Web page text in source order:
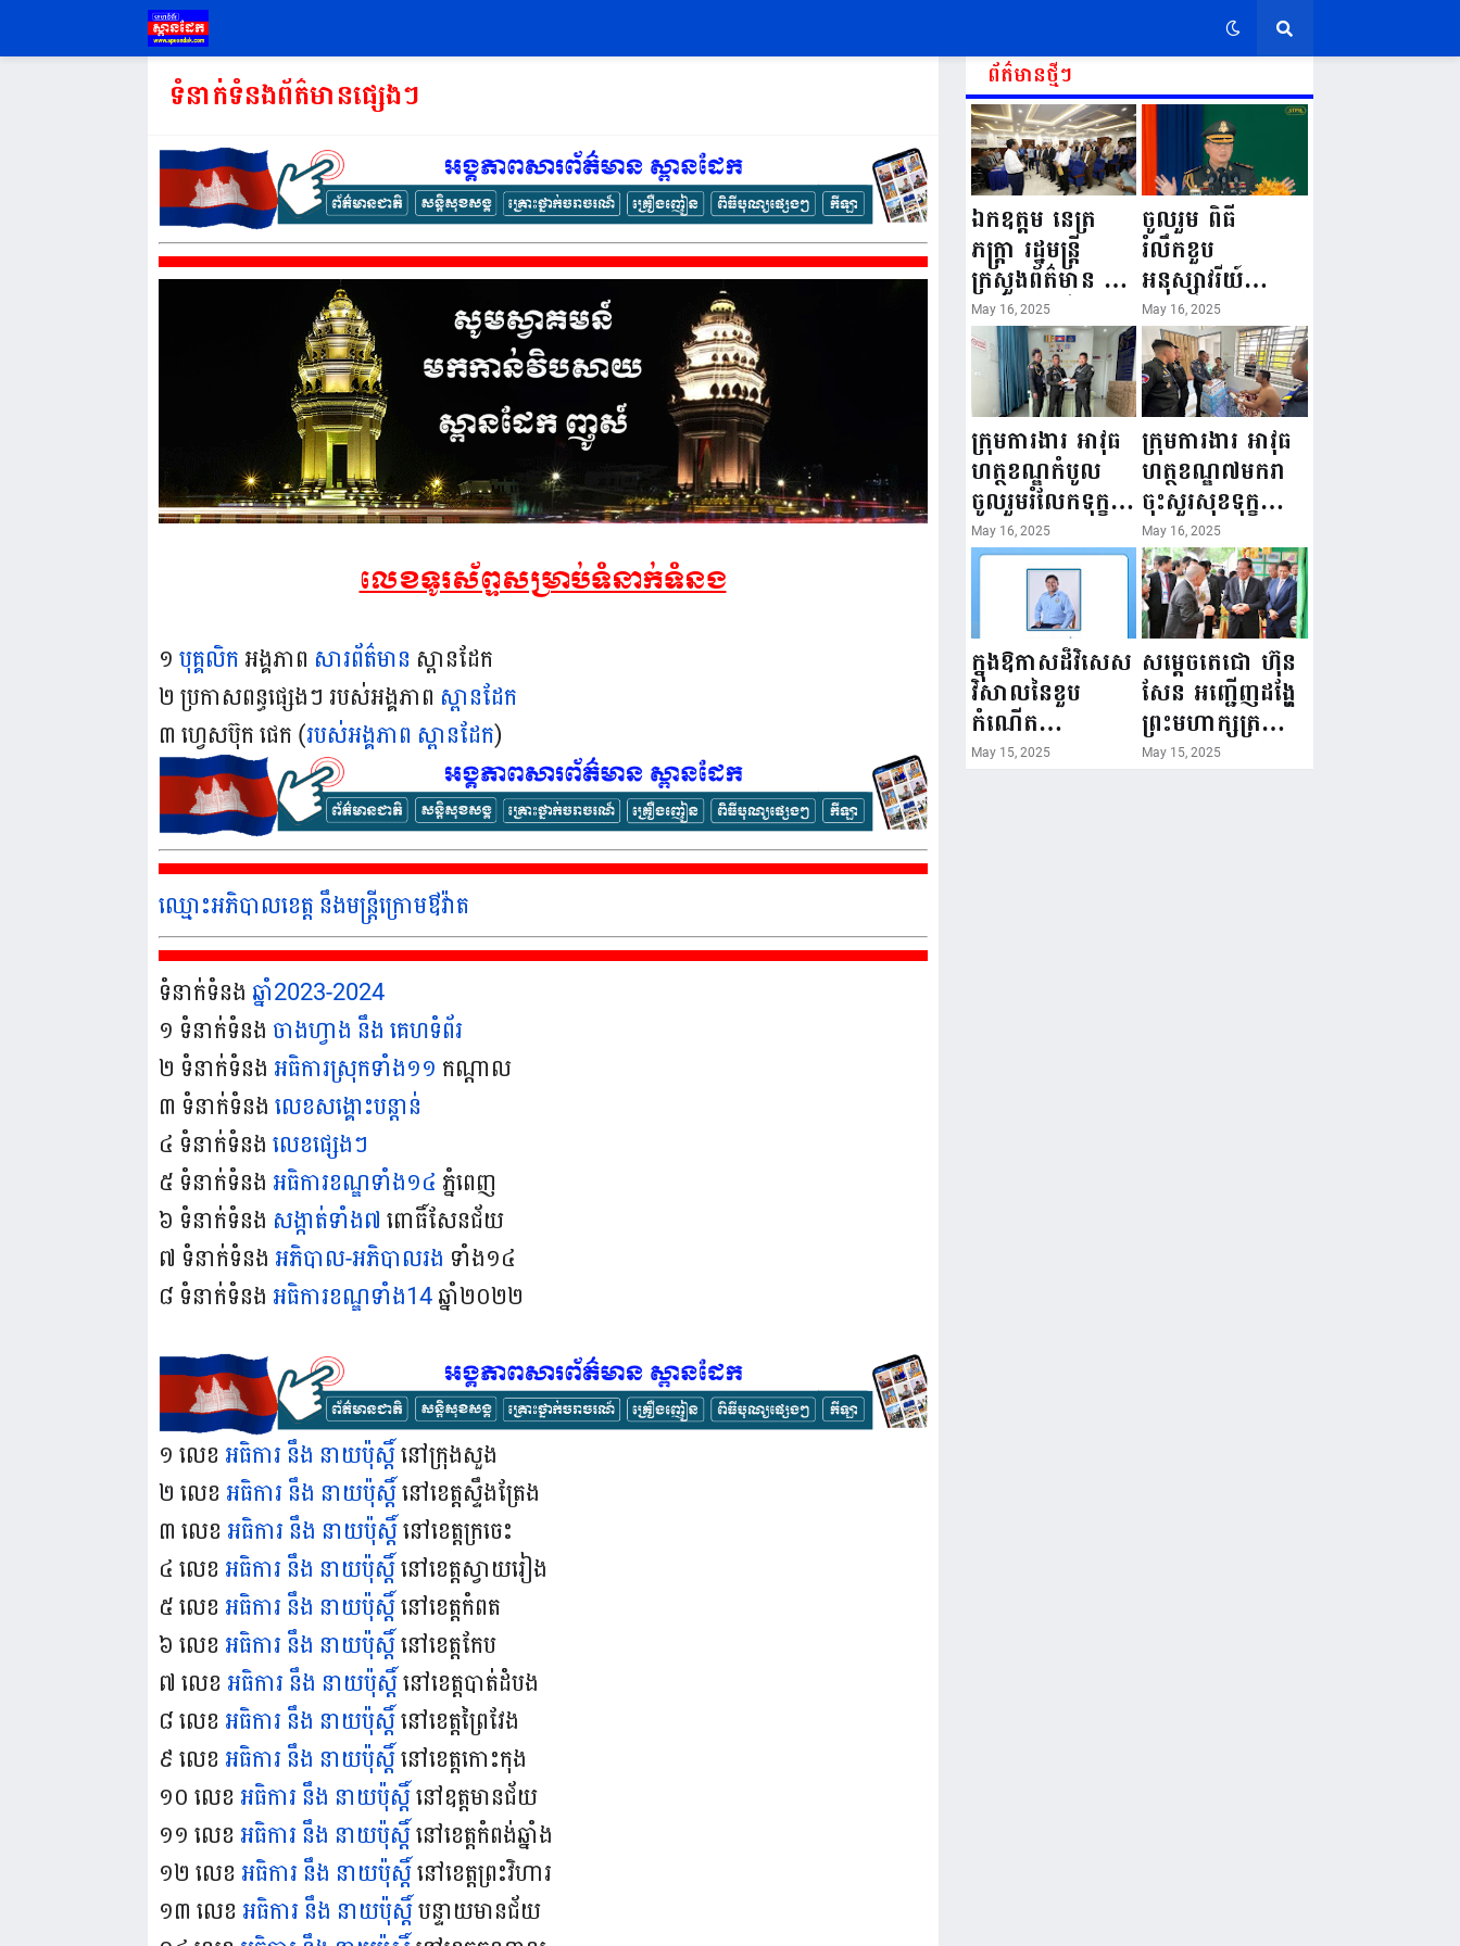
ទំនាក់ទំនងព័ត៌មានផ្សេងៗ
លេខទូរស័ព្ទសម្រាប់ទំនាក់ទំនង
១ បុគ្គលិក អង្គភាព សារព័ត៌មាន ស្ពានដែក
២ ប្រកាសពន្ធផ្សេងៗ របស់អង្គភាព ស្ពានដែក
៣ ហ្វេសប៊ុក ផេក (របស់អង្គភាព ស្ពានដែក)
ឈ្មោះអភិបាលខេត្ត នឹងមន្ត្រីក្រោមឳវ៉ាត
ទំនាក់ទំនង ឆ្នាំ2023-2024
១ ទំនាក់ទំនង ចាងហ្វាង នឹង គេហទំព័រ
២ ទំនាក់ទំនង អធិការស្រុកទាំង១១ កណ្តាល
៣ ទំនាក់ទំនង លេខសង្គោះបន្តាន់
៤ ទំនាក់ទំនង លេខផ្សេងៗ
៥ ទំនាក់ទំនង អធិការខណ្ឌទាំង១៤ ភ្នំពេញ
៦ ទំនាក់ទំនង សង្កាត់ទាំង៧ ពោធិ៍សែនជ័យ
៧ ទំនាក់ទំនង អភិបាល-អភិបាលរង ទាំង១៤
៨ ទំនាក់ទំនង អធិការខណ្ឌទាំង14ឆ្នាំ២០២២
១ លេខ អធិការ នឹង នាយប៉ុស្តិ៍នៅក្រុងសួង
២ លេខ អធិការ នឹង នាយប៉ុស្តិ៍នៅខេត្តស្ទឹងត្រែង
៣ លេខ អធិការ នឹង នាយប៉ុស្តិ៍នៅខេត្តក្រចេះ
៤ លេខ អធិការ នឹង នាយប៉ុស្តិ៍នៅខេត្តស្វាយរៀង
៥ លេខ អធិការ នឹង នាយប៉ុស្តិ៍នៅខេត្តកំពត
៦ លេខ អធិការ នឹង នាយប៉ុស្តិ៍នៅខេត្តកែប
៧ លេខ អធិការ នឹង នាយប៉ុស្តិ៍នៅខេត្តបាត់ដំបង
៨ លេខ អធិការ នឹង នាយប៉ុស្តិ៍នៅខេត្តព្រៃវែង
៩ លេខ អធិការ នឹង នាយប៉ុស្តិ៍នៅខេត្តកោះកុង
១០ លេខ អធិការ នឹង នាយប៉ុស្តិ៍នៅឧត្តមានជ័យ
១១ លេខ អធិការ នឹង នាយប៉ុស្តិ៍នៅខេត្តកំពង់ឆ្នាំង
១២ លេខ អធិការ នឹង នាយប៉ុស្តិ៍នៅខេត្តព្រះវិហារ
១៣ លេខ អធិការ នឹង នាយប៉ុស្តិ៍បន្ទាយមានជ័យ
ព័ត៌មានថ្មីៗ
ឯកឧត្តម នេត្រ
ភក្ត្រា រដ្ឋមន្ត្រី
ក្រសួងព័ត៌មាន នៅ
រសៀលថ្ងៃទី១៦ ខែ
ឧសភា
ឆ្នាំ២០២៥នេះ
បានអញ្ជើញចុះធ្វើ
ជំរឿនថ្នាក់ដឹកនាំ
មន្ត្រីរាជការស៉ីវិល
នៃក្រសួងព័ត៌មាន...
May 16, 2025
ចូលរួម ពិធី
រំលឹកខួប
អនុស្សាវរីយ៍
លើកទី៨០ ថ្ងៃ
កំណើតនគរបាល
ជាតិកម្ពុជា “១៦
ឧសភា ១៩៤៥ ~
១៦ ឧសភា
២០២៥”...
May 16, 2025
ក្រុមការងារ អាវុធ
ហត្ថខណ្ឌកំបូល
ចូលរួមរំលែកទុក្ខ
ដល់គ្រួសារ
សមាជិក ដែល
ឪពុកក្មេករបស់
លោកទទួលមរណៈ
ភាព!
May 16, 2025
ក្រុមការងារ អាវុធ
ហត្ថខណ្ឌ៧មករា
ចុះសួរសុខទុក្ខ
សមាជិក ដែលជួប
គ្រោះថ្នាក់
ចរាចរណ៍ កំពុង
សម្រាកព្យាបាល
នៅមន្ទីរពេទ្យ!
May 16, 2025
ក្នុងឱកាសដ៏វិសេស
វិសាលនៃខួប
កំណើត
គម្រប់ខួប៤៤
May 15, 2025
សម្តេចតេជោ ហ៊ុន
សែន អញ្ជើញដង្ហែ
ព្រះមហាក្សត្រ
យាងទតការតាំង
May 15, 2025